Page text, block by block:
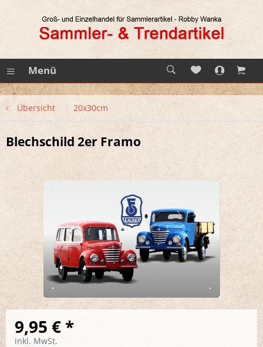
Menü
Übersicht 20x30cm
Blechschild 2er Framo
9,95 € *
inkl. MwSt.